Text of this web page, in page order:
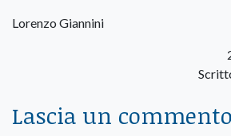
Lorenzo Giannini
Lascia un commento